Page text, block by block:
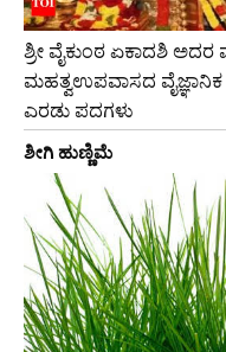
ಶ್ರೀ ವೈಕುಂಠ ಏಕಾದಶಿ
ಮಹತ್ವಉಪವಾಸದ ವೈಜ್ಞಾನಿಕ
ಎರಡು ಪದಗಳು
ಶೀಗಿ ಹುಣ್ಣಿಮೆ